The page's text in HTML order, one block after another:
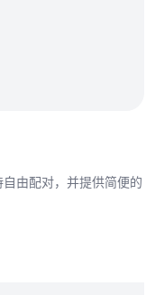
由配对，并提供简便的